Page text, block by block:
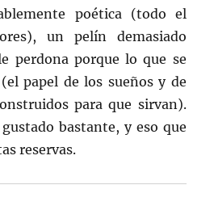
poética (todo el
un pelín demasiado
perdona porque lo que se
papel de los sueños y de
para que sirvan).
bastante, y eso que
reservas.